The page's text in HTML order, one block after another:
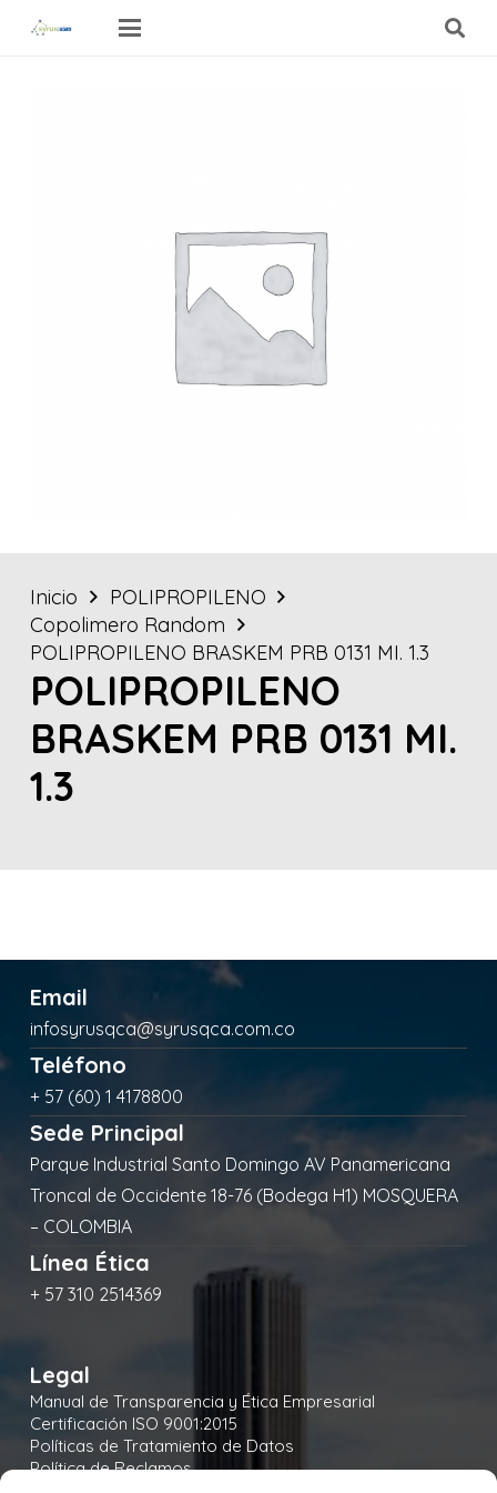
Inicio
POLIPROPILENO
Copolimero Random
POLIPROPILENO BRASKEM PRB 0131 MI. 1.3
POLIPROPILENO
BRASKEM PRB 0131 MI.
1.3
Email
infosyrusqca@syrusqca.com.co
Teléfono
+ 57 (60) 1 4178800
Sede Principal
Parque Industrial Santo Domingo AV Panamericana
Troncal de Occidente 18-76 (Bodega H1) MOSQUERA
– COLOMBIA
Línea Ética
+ 57 310 2514369
Legal
Manual de Transparencia y Ética Empresarial
Certificación ISO 9001:2015
Políticas de Tratamiento de Datos
Política de Reclamos